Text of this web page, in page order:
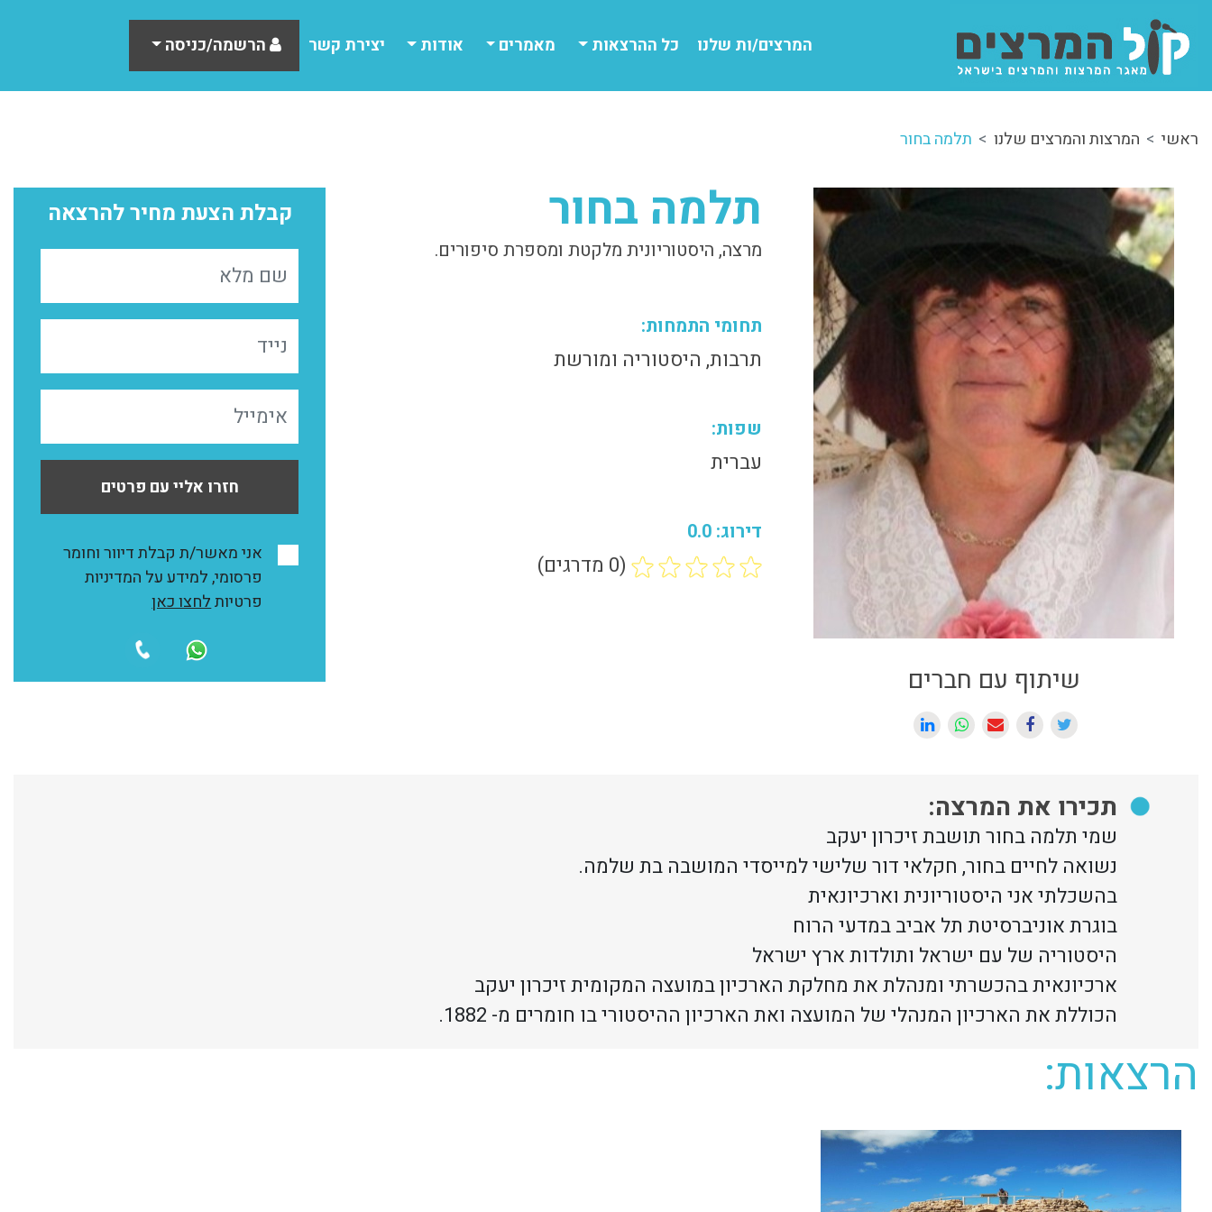
המרצים/ות שלנו כל ההרצאות מאמרים אודות יצירת קשר הרשמה/כניסה
ראשי המרצות והמרצים שלנו תלמה בחור
שיתוף עם חברים
תלמה בחור
מרצה, היסטוריונית מלקטת ומספרת סיפורים.
תחומי התמחות:
תרבות, היסטוריה ומורשת
שפות:
עברית
דירוג: 0.0
(0 מדרגים)
קבלת הצעת מחיר להרצאה
חזרו אליי עם פרטים
אני מאשר/ת קבלת דיוור וחומר
פרסומי, למידע על המדיניות
פרטיותלחצו כאן
תכירו את המרצה:
שמי תלמה בחור תושבת זיכרון יעקב
נשואה לחיים בחור, חקלאי דור שלישי למייסדי המושבה בת שלמה.
בהשכלתי אני היסטוריונית וארכיונאית
בוגרת אוניברסיטת תל אביב במדעי הרוח
היסטוריה של עם ישראל ותולדות ארץ ישראל
ארכיונאית בהכשרתי ומנהלת את מחלקת הארכיון במועצה המקומית זיכרון יעקב
הכוללת את הארכיון המנהלי של המועצה ואת הארכיון ההיסטורי בו חומרים מ- 1882.
הרצאות: